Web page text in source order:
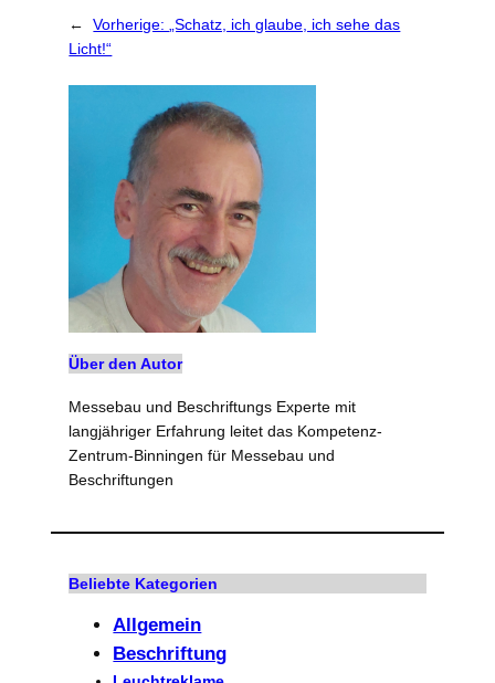
← Vorherige:
„Schatz, ich glaube, ich sehe das
Licht!“
Über den Autor
Messebau und Beschriftungs Experte mit
langjähriger Erfahrung leitet das Kompetenz-
Zentrum-Binningen für Messebau und
Beschriftungen
Beliebte Kategorien
Allgemein
Beschriftung